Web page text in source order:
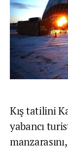
Kış tatilini
yabancı